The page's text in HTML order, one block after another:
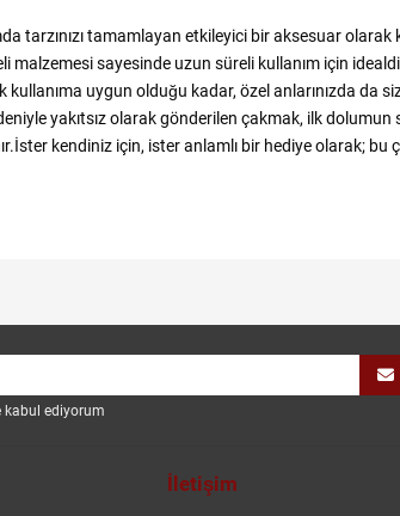
tarzınızı tamamlayan etkileyici bir aksesuar olarak
sayesinde uzun süreli kullanım için
uygun olduğu kadar, özel anlarınızda da
yakıtsız olarak gönderilen çakmak, ilk dolumun
kendiniz için, ister anlamlı bir hediye olarak; bu
kabul ediyorum
İletişim